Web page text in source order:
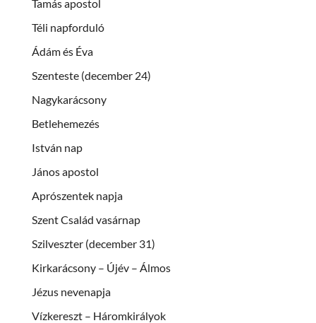
Tamás apostol
Téli napforduló
Ádám és Éva
Szenteste (december 24)
Nagykarácsony
Betlehemezés
István nap
János apostol
Aprószentek napja
Szent Család vasárnap
Szilveszter (december 31)
Kirkarácsony – Újév – Álmos
Jézus nevenapja
Vízkereszt – Háromkirályok